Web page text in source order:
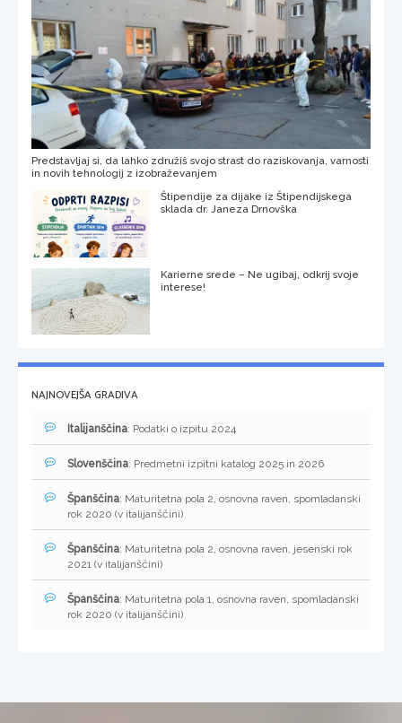
Predstavljaj si, da lahko združiš svojo strast do raziskovanja, varnosti
in novih tehnologij z izobraževanjem
Štipendije za dijake iz Štipendijskega
sklada dr. Janeza Drnovška
Karierne srede – Ne ugibaj, odkrij svoje
interese!
NAJNOVEJŠA GRADIVA
Italijanščina: Podatki o izpitu 2024
Slovenščina: Predmetni izpitni katalog 2025 in 2026
Španščina: Maturitetna pola 2, osnovna raven, spomladanski
rok 2020 (v italijanščini)
Španščina: Maturitetna pola 2, osnovna raven, jesenski rok
2021 (v italijanščini)
Španščina: Maturitetna pola 1, osnovna raven, spomladanski
rok 2020 (v italijanščini)